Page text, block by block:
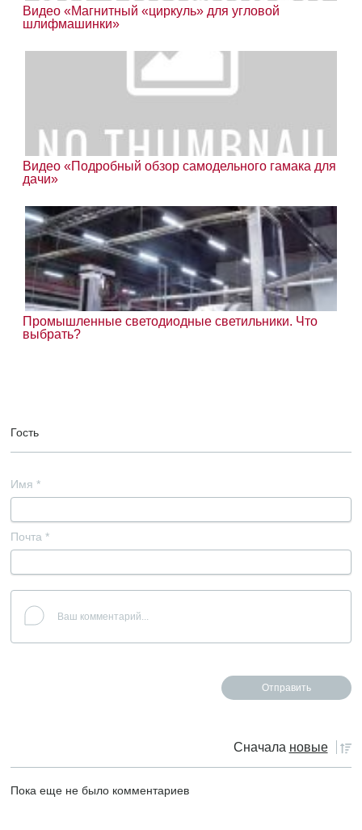
Видео «Магнитный «циркуль» для угловой
шлифмашинки»
Видео «Подробный обзор самодельного гамака для
дачи»
Промышленные светодиодные светильники. Что
выбрать?
Гость
Имя *
Почта *
Сначала новые
Пока еще не было комментариев